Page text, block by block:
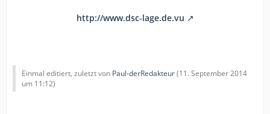
http://www.dsc-lage.de.vu
Einmal editiert, zuletzt von Paul-derRedakteur(11. September 2014
um 11:12)